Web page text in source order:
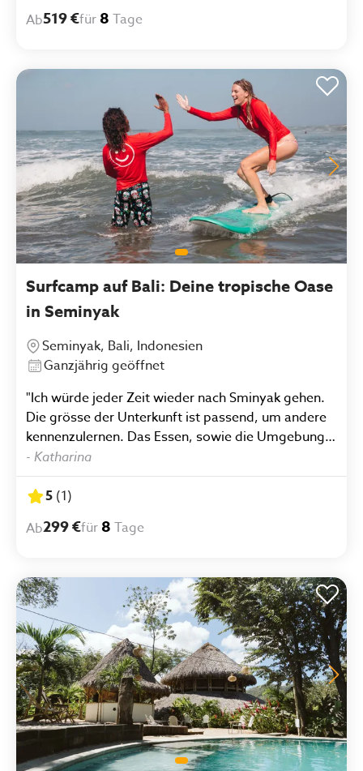
Ab519 €für 8 Tage
Surfcamp auf Bali: Deine tropische Oase
in Seminyak
Seminyak, Bali, Indonesien
Ganzjährig geöffnet
"Ich würde jeder Zeit wieder nach Sminyak gehen.
Die grösse der Unterkunft ist passend, um andere
kennenzulernen. Das Essen, sowie die Umgebung
ist super! Die Leute sind hilfsbereit und
motivierend."
- Katharina
5 (1)
Ab299 €für 8 Tage